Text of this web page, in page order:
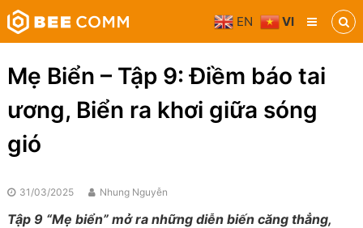
Skip
to
content
Bee
Comm
thông
phương
tiện
Mẹ Biển – Tập 9: Điềm báo tai
ương, Biển ra khơi giữa sóng
gió
31/03/2025 Nhung Nguyễn
Tập 9 “Mẹ biển” mở ra những diễn biến căng thẳng,
EN VI